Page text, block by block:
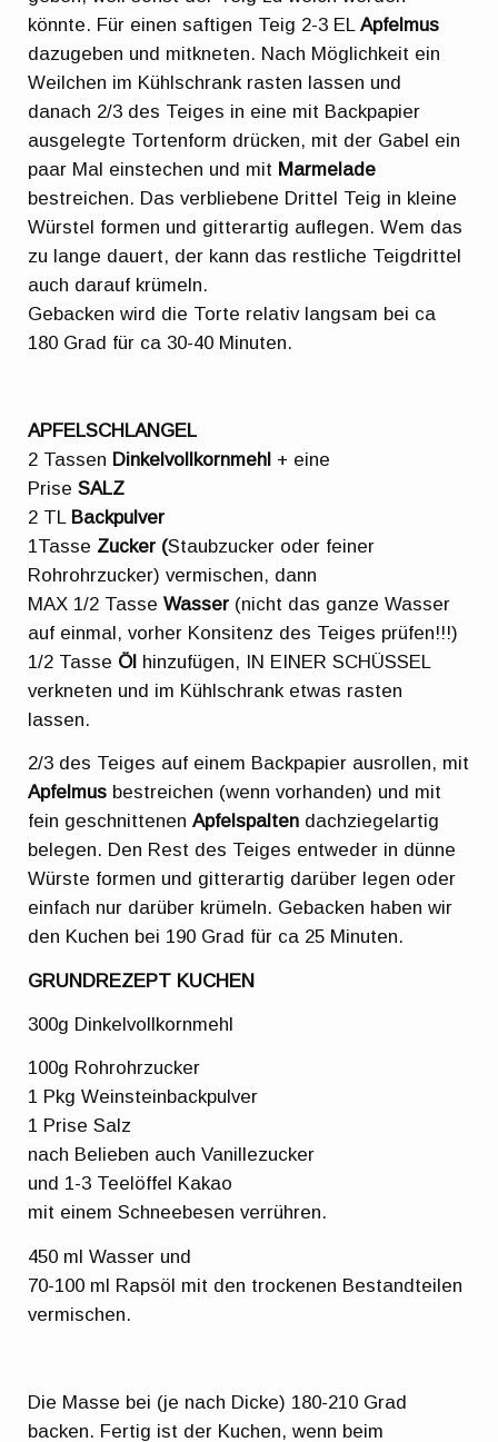
könnte. Für einen saftigen Teig 2-3 ELApfelmus
dazugeben und mitkneten. Nach Möglichkeit ein
Weilchen im Kühlschrank rasten lassen und
danach 2/3 des Teiges in eine mit Backpapier
ausgelegte Tortenform drücken, mit der Gabel ein
paar Mal einstechen und mit Marmelade
bestreichen. Das verbliebene Drittel Teig in kleine
Würstel formen und gitterartig auflegen. Wem das
zu lange dauert, der kann das restliche Teigdrittel
auch darauf krümeln.
Gebacken wird die Torte relativ langsam bei ca
180 Grad für ca 30-40 Minuten.
APFELSCHLANGEL
2 Tassen Dinkelvollkornmehl + eine
PriseSALZ
2 TL Backpulver
1Tasse Zucker (Staubzucker oder feiner
Rohrohrzucker) vermischen, dann
MAX 1/2 TasseWasser (nicht das ganze Wasser
auf einmal, vorher Konsitenz des Teiges prüfen!!!)
1/2 Tasse Öl hinzufügen, IN EINER SCHÜSSEL
verkneten und im Kühlschrank etwas rasten
lassen.
2/3 des Teiges auf einem Backpapier ausrollen, mit
Apfelmus bestreichen (wenn vorhanden) und mit
fein geschnittenenApfelspalten dachziegelartig
belegen. Den Rest des Teiges entweder in dünne
Würste formen und gitterartig darüber legen oder
einfach nur darüber krümeln. Gebacken haben wir
den Kuchen bei 190 Grad für ca 25 Minuten.
GRUNDREZEPT KUCHEN
300g Dinkelvollkornmehl
100g Rohrohrzucker
1 Pkg Weinsteinbackpulver
1 Prise Salz
nach Belieben auch Vanillezucker
und 1-3 Teelöffel Kakao
mit einem Schneebesen verrühren.
450 ml Wasser und
70-100 ml Rapsöl mit den trockenen Bestandteilen
vermischen.
Die Masse bei (je nach Dicke) 180-210 Grad
backen. Fertig ist der Kuchen, wenn beim